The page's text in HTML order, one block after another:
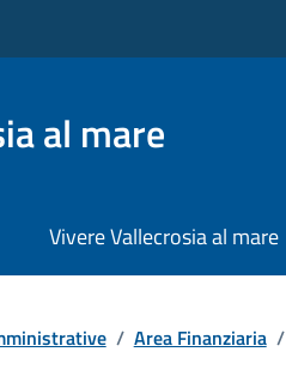
al mare
Vivere Vallecrosia al mare
/ Area Finanziaria /